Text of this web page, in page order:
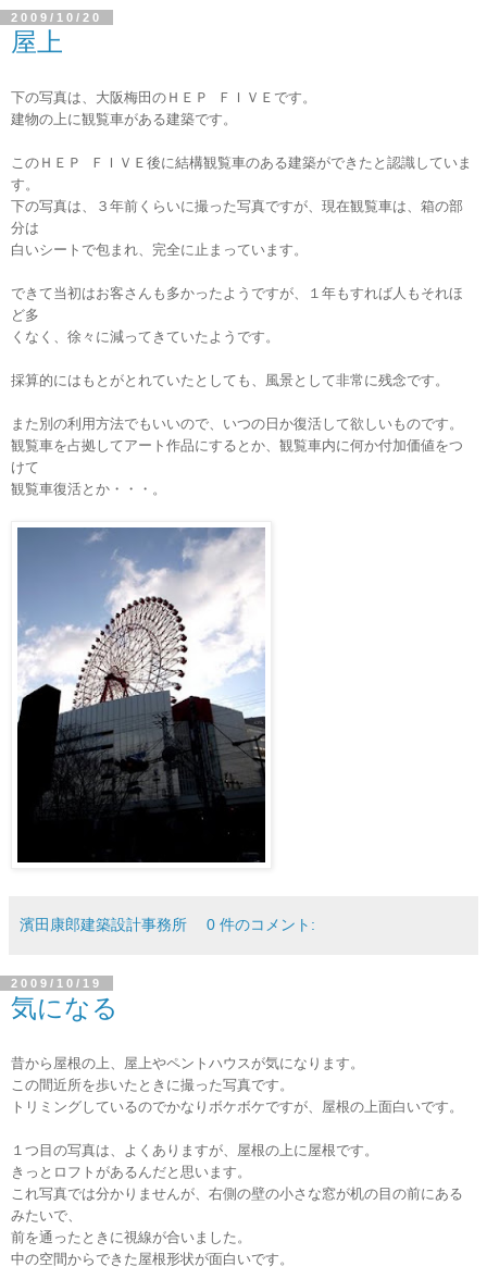
2009/10/20
屋上
下の写真は、大阪梅田のＨＥＰ ＦＩＶＥです。
建物の上に観覧車がある建築です。
このＨＥＰ ＦＩＶＥ後に結構観覧車のある建築ができたと認識していま
す。
下の写真は、３年前くらいに撮った写真ですが、現在観覧車は、箱の部
分は
白いシートで包まれ、完全に止まっています。
できて当初はお客さんも多かったようですが、１年もすれば人もそれほ
ど多
くなく、徐々に減ってきていたようです。
採算的にはもとがとれていたとしても、風景として非常に残念です。
また別の利用方法でもいいので、いつの日か復活して欲しいものです。
観覧車を占拠してアート作品にするとか、観覧車内に何か付加価値をつ
けて
観覧車復活とか・・・。
濱田康郎建築設計事務所 0 件のコメント:
2009/10/19
気になる
昔から屋根の上、屋上やペントハウスが気になります。
この間近所を歩いたときに撮った写真です。
トリミングしているのでかなりボケボケですが、屋根の上面白いです。
１つ目の写真は、よくありますが、屋根の上に屋根です。
きっとロフトがあるんだと思います。
これ写真では分かりませんが、右側の壁の小さな窓が机の目の前にある
みたいで、
前を通ったときに視線が合いました。
中の空間からできた屋根形状が面白いです。